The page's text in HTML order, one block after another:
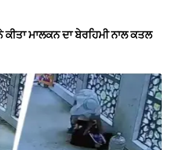
ਮਾਲਕਨ ਦਾ ਬੇਰਹਿਮੀ ਨਾਲ ਕਤਲ